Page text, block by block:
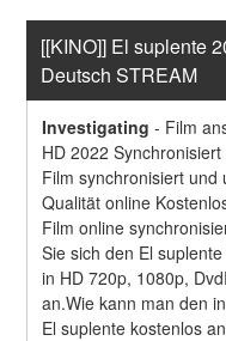
[[KINO]] El suplente
Deutsch STREAM
Investigating - Film
HD 2022
Film synchronisiert
Qualität online
Film online
Sie sich den El
in HD 720p, 1080p,
an.Wie kann man den
El suplente kostenlos